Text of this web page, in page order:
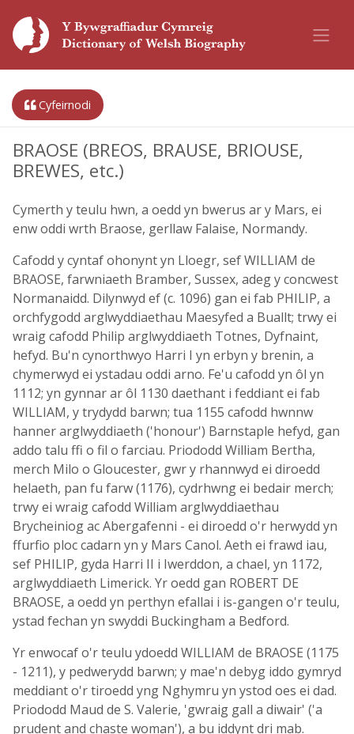
Cyfeirnodi
BRAOSE (BREOS, BRAUSE, BRIOUSE,
BREWES, etc.)
Cymerth y teulu hwn, a oedd yn bwerus ar y Mars, ei
enw oddi wrth Braose, gerllaw Falaise, Normandy.
Cafodd y cyntaf ohonynt yn Lloegr, sef WILLIAM de
BRAOSE, farwniaeth Bramber, Sussex, adeg y concwest
Normanaidd. Dilynwyd ef (c. 1096) gan ei fab PHILIP, a
orchfygodd arglwyddiaethau Maesyfed a Buallt; trwy ei
wraig cafodd Philip arglwyddiaeth Totnes, Dyfnaint,
hefyd. Bu'n cynorthwyo Harri I yn erbyn y brenin, a
chymerwyd ei ystadau oddi arno. Fe'u cafodd yn ôl yn
1112; yn gynnar ar ôl 1130 daethant i feddiant ei fab
WILLIAM, y trydydd barwn; tua 1155 cafodd hwnnw
hanner arglwyddiaeth ('honour') Barnstaple hefyd, gan
addo talu ffi o fil o farciau. Priododd William Bertha,
merch Milo o Gloucester, gwr y rhannwyd ei diroedd
helaeth, pan fu farw (1176), cydrhwng ei bedair merch;
trwy ei wraig cafodd William arglwyddiaethau
Brycheiniog ac Abergafenni - ei diroedd o'r herwydd yn
ffurfio ploc cadarn yn y Mars Canol. Aeth ei frawd iau,
sef PHILIP, gyda Harri II i Iwerddon, a chael, yn 1172,
arglwyddiaeth Limerick. Yr oedd gan ROBERT DE
BRAOSE, a oedd yn perthyn efallai i is-gangen o'r teulu,
ystad fechan yn swyddi Buckingham a Bedford.
Yr enwocaf o'r teulu ydoedd WILLIAM de BRAOSE (1175
- 1211), y pedwerydd barwn; y mae'n debyg iddo gymryd
meddiant o'r tiroedd yng Nghymru yn ystod oes ei dad.
Priododd Maud de S. Valerie, 'gwraig gall a diwair' ('a
prudent and chaste woman'), a bu iddynt dri mab.